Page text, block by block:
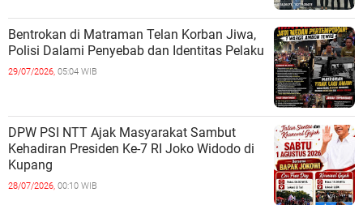
Bentrokan di Matraman Telan Korban Jiwa,
Polisi Dalami Penyebab dan Identitas Pelaku
29/07/2026, 05:04 WIB
DPW PSI NTT Ajak Masyarakat Sambut
Kehadiran Presiden Ke-7 RI Joko Widodo di
Kupang
28/07/2026, 00:10 WIB